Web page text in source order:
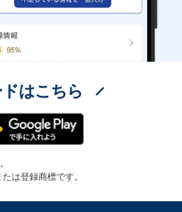
はこちら
は登録商標です。